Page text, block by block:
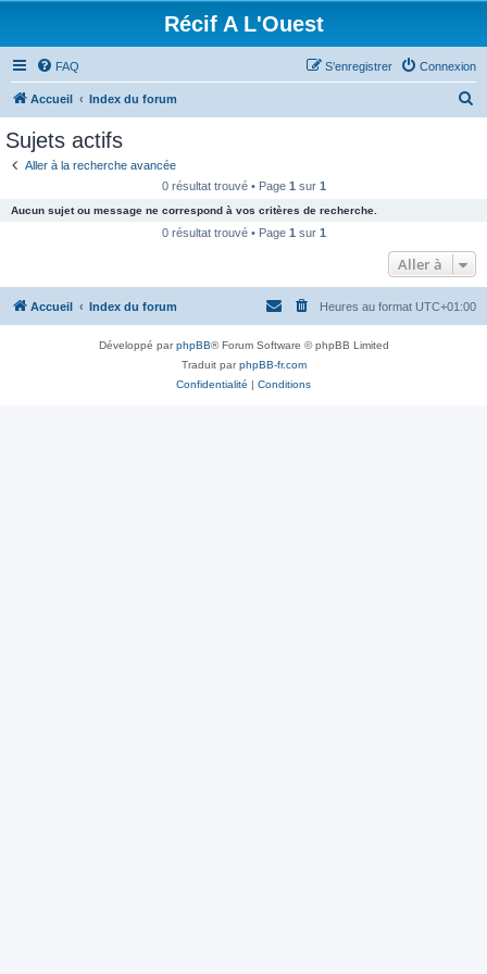
Récif A L'Ouest
FAQ Connexion
S’enregistrer
Accueil Index du forum
c
e
Sujets actifs
Aller à la recherche avancée
0 résultat trouvé • Page 1 sur 1
Aucun sujet ou message ne correspond à vos critères de recherche.
0 résultat trouvé • Page 1 sur 1
Aller à
Accueil Index du forum Heures au format UTC+01:00
Développé parphpBB® Forum Software © phpBB Limited
Traduit parphpBB-fr.com
Confidentialité | Conditions